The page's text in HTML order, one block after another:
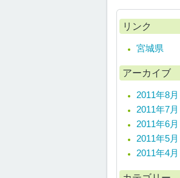
リンク
宮城県
アーカイブ
2011年8月
2011年7月
2011年6月
2011年5月
2011年4月